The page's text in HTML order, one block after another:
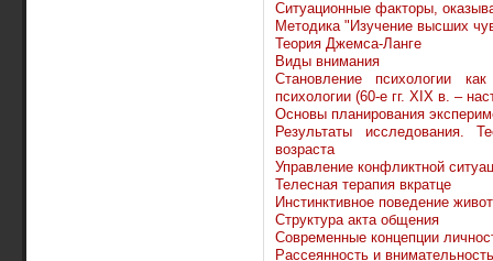
Ситуационные факторы,
Методика "Изучение высших
Теория Джемса-Ланге
Виды внимания
Становление психологии
психологии (60-е гг. XIX в. –
Основы планирования
Результаты исследования.
возраста
Управление конфликтной
Телесная терапия вкратце
Инстинктивное поведение
Структура акта общения
Современные концепции
Рассеянность и внимательность